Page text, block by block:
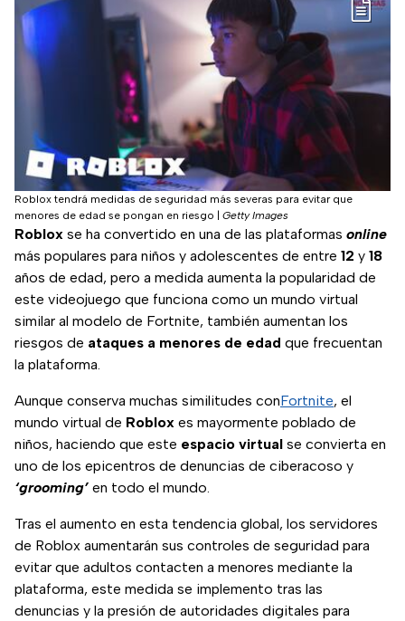
Roblox tendrá medidas de seguridad más severas para evitar que
menores de edad se pongan en riesgo
Getty Images
Roblox se ha convertido en una de las plataformas online
más populares para niños y adolescentes de entre 12 y 18
años de edad, pero a medida aumenta la popularidad de
este videojuego que funciona como un mundo virtual
similar al modelo de Fortnite, también aumentan los
riesgos de ataques a menores de edad que frecuentan
la plataforma.
Aunque conserva muchas similitudes conFortnite, el
mundo virtual de Roblox es mayormente poblado de
niños, haciendo que este espacio virtual se convierta en
uno de los epicentros de denuncias de ciberacoso y
‘grooming’ en todo el mundo.
Tras el aumento en esta tendencia global, los servidores
de Roblox aumentarán sus controles de seguridad para
evitar que adultos contacten a menores mediante la
plataforma, este medida se implemento tras las
denuncias y la presión de autoridades digitales para